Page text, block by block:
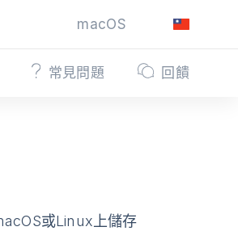
macOS
常見問題 回饋
或Linux上儲存